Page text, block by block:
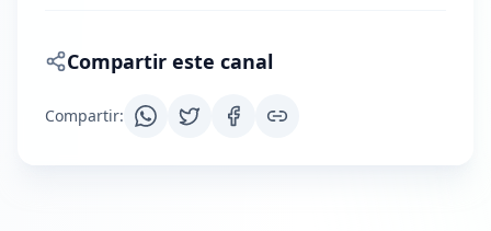
Compartir este canal
Compartir: